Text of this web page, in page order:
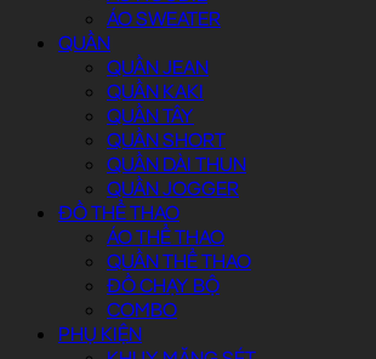
ÁO SWEATER
QUẦN
QUẦN JEAN
QUẦN KAKI
QUẦN TÂY
QUẦN SHORT
QUẦN DÀI THUN
QUẦN JOGGER
ĐỒ THỂ THAO
ÁO THỂ THAO
QUẦN THỂ THAO
ĐỒ CHẠY BỘ
COMBO
PHỤ KIỆN